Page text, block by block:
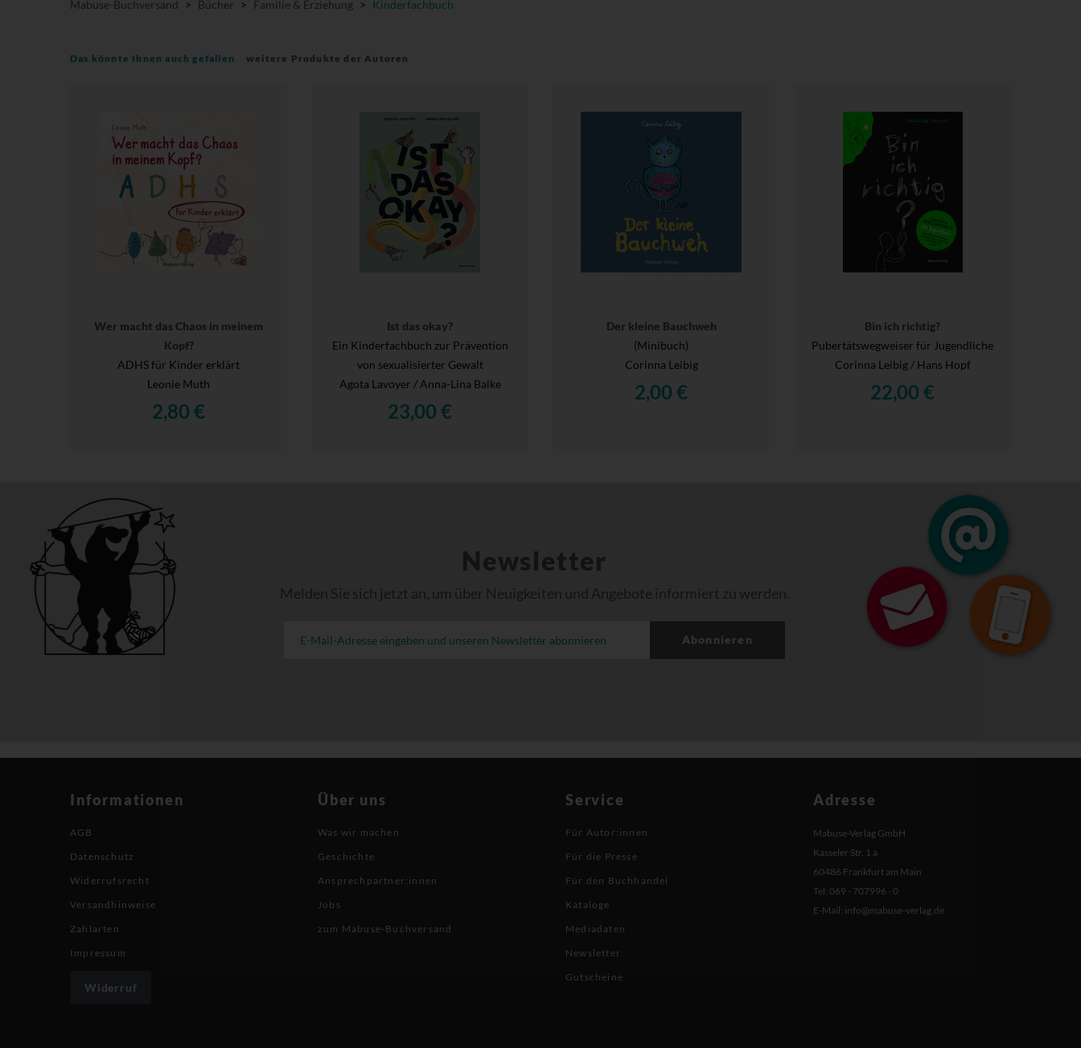
Mabuse-Buchversand > Bücher > Familie & Erziehung > Kinderfachbuch
Das könnte Ihnen auch gefallen weitere Produkte der Autoren
Wer macht das Chaos in meinem
Kopf?
ADHS für Kinder erklärt
Leonie Muth
2,80 €
Ist das okay?
Ein Kinderfachbuch zur Prävention
von sexualisierter Gewalt
Agota Lavoyer / Anna-Lina Balke
23,00 €
Der kleine Bauchweh
(Minibuch)
Corinna Leibig
2,00 €
Bin ich richtig?
Pubertätswegweiser für Jugendliche
Corinna Leibig / Hans Hopf
22,00 €
Newsletter
Melden Sie sich jetzt an, um über Neuigkeiten und Angebote informiert zu werden.
Abonnieren
Informationen
AGB
Datenschutz
Widerrufsrecht
Versandhinweise
Zahlarten
Impressum
Widerruf
Über uns
Was wir machen
Geschichte
Ansprechpartner:innen
Jobs
zum Mabuse-Buchversand
Service
Für Autor:innen
Für die Presse
Für den Buchhandel
Kataloge
Mediadaten
Newsletter
Gutscheine
Adresse
Mabuse-Verlag GmbH
Kasseler Str. 1 a
60486 Frankfurt am Main
Tel: 069 - 707996 - 0
E-Mail: info@mabuse-verlag.de